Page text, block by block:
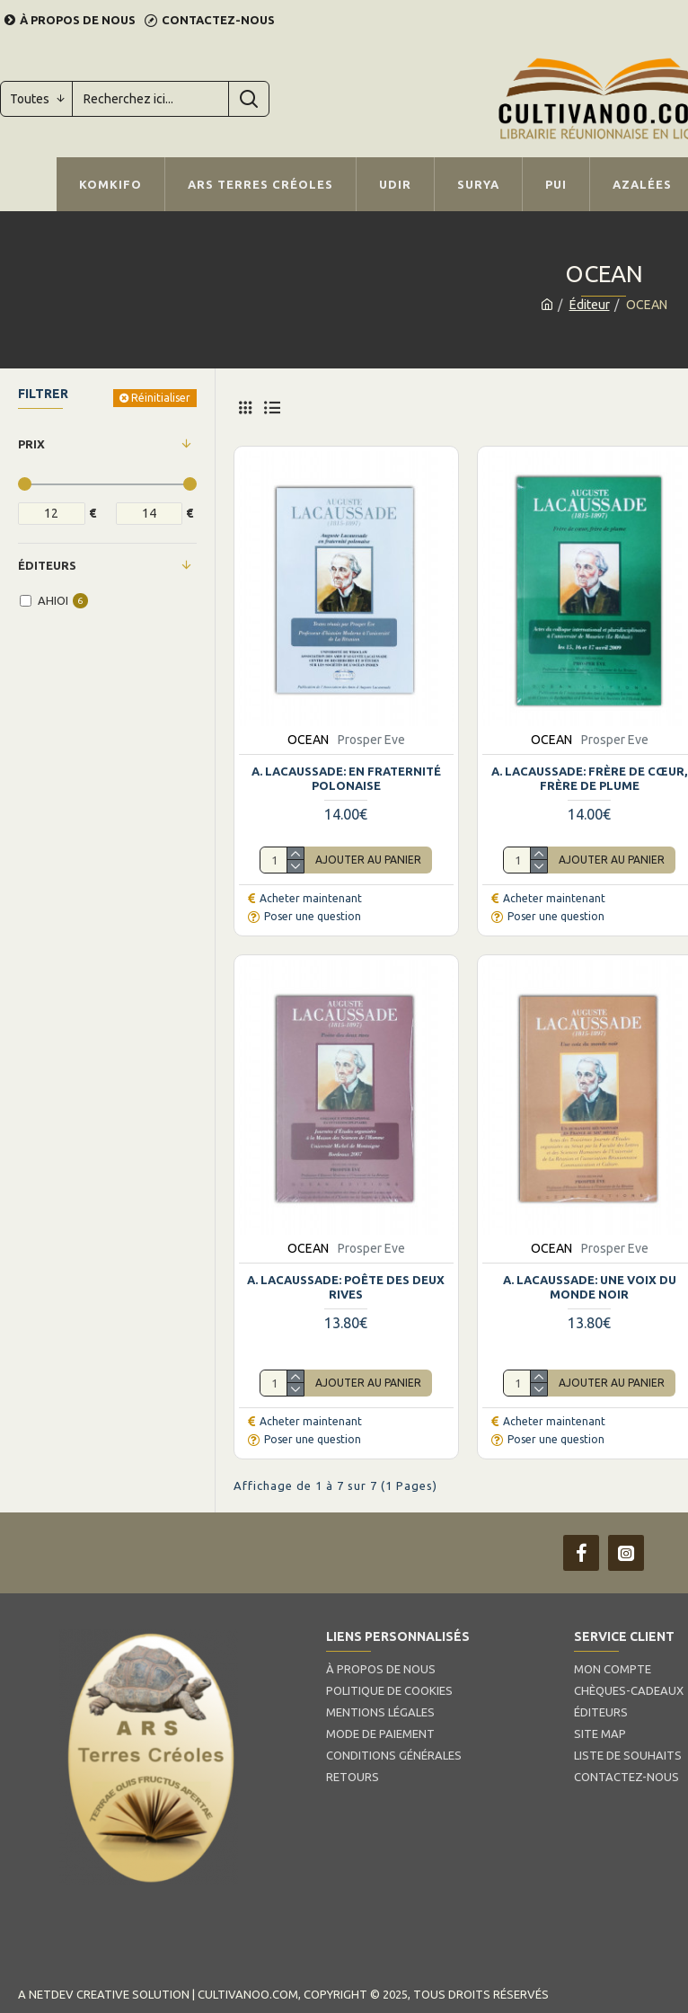
À PROPOS DE NOUS CONTACTEZ-NOUS
Toutes
KOMKIFO ARS TERRES CRÉOLES UDIR SURYA PUI AZALÉES
Éditeur OCEAN
OCEAN
FILTRER Réinitialiser
PRIX
€ €
ÉDITEURS
AHIOI 6
OCEAN Prosper Eve
A. LACAUSSADE: EN FRATERNITÉ
POLONAISE
14.00€
AJOUTER AU PANIER
Acheter maintenant
Poser une question
OCEAN Prosper Eve
A. LACAUSSADE: FRÈRE DE CŒUR,
FRÈRE DE PLUME
14.00€
AJOUTER AU PANIER
Acheter maintenant
Poser une question
OCEAN Prosper Eve
A. LACAUSSADE: POÊTE DES DEUX
RIVES
13.80€
AJOUTER AU PANIER
Acheter maintenant
Poser une question
OCEAN Prosper Eve
A. LACAUSSADE: UNE VOIX DU
MONDE NOIR
13.80€
AJOUTER AU PANIER
Acheter maintenant
Poser une question
Affichage de 1 à 7 sur 7 (1 Pages)
LIENS PERSONNALISÉS
À PROPOS DE NOUS
POLITIQUE DE COOKIES
MENTIONS LÉGALES
MODE DE PAIEMENT
CONDITIONS GÉNÉRALES
RETOURS
SERVICE CLIENT
MON COMPTE
CHÈQUES-CADEAUX
ÉDITEURS
SITE MAP
LISTE DE SOUHAITS
CONTACTEZ-NOUS
A NETDEV CREATIVE SOLUTION | CULTIVANOO.COM, COPYRIGHT © 2025, TOUS DROITS RÉSERVÉS